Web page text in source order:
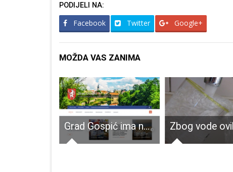
PODIJELI NA:
Facebook Twitter Google+
MOŽDA VAS ZANIMA
Grad Gospić ima novu web stranicu, aktivan je na Facebooku, a ima i svoj hashtag